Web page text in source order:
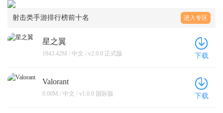
射击类手游排行榜前十名 进入专区
星之翼
1943.42M / 中文 / v2.0.0 正式版 下载
Valorant
0.00M / 中文 / v1.0.0 国际版 下载